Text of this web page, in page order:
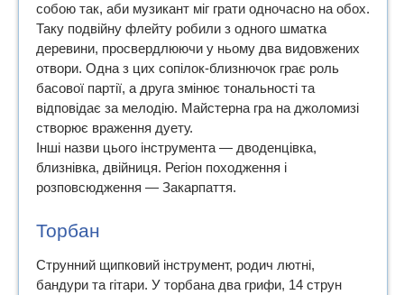
собою так, аби музикант міг грати одночасно на обох.
Таку подвійну флейту робили з одного шматка
деревини, просвердлюючи у ньому два видовжених
отвори. Одна з цих сопілок-близнючок грає роль
басової партії, а друга змінює тональності та
відповідає за мелодію. Майстерна гра на джоломизі
створює враження дуету.
Інші назви цього інструмента — дводенцівка,
близнівка, двійниця. Регіон походження і
розповсюдження — Закарпаття.
Торбан
Струнний щипковий інструмент, родич лютні,
бандури та гітари. У торбана два грифи, 14 струн